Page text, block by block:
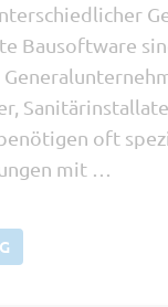
Bausoftware
oft
mit …